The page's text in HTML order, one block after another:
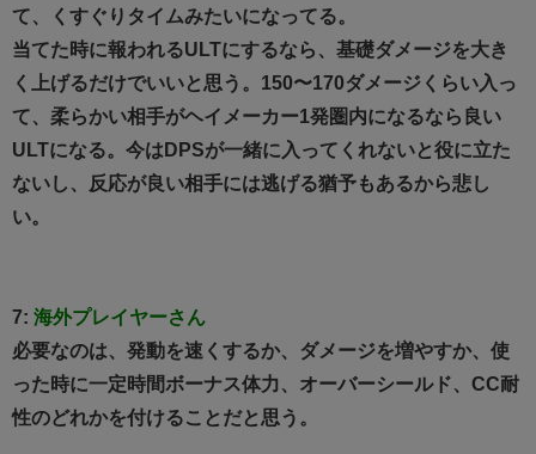
て、くすぐりタイムみたいになってる。
当てた時に報われるULTにするなら、基礎ダメージを大き
く上げるだけでいいと思う。150〜170ダメージくらい入っ
て、柔らかい相手がヘイメーカー1発圏内になるなら良い
ULTになる。今はDPSが一緒に入ってくれないと役に立た
ないし、反応が良い相手には逃げる猶予もあるから悲し
い。
7: 海外プレイヤーさん
必要なのは、発動を速くするか、ダメージを増やすか、使
った時に一定時間ボーナス体力、オーバーシールド、CC耐
性のどれかを付けることだと思う。